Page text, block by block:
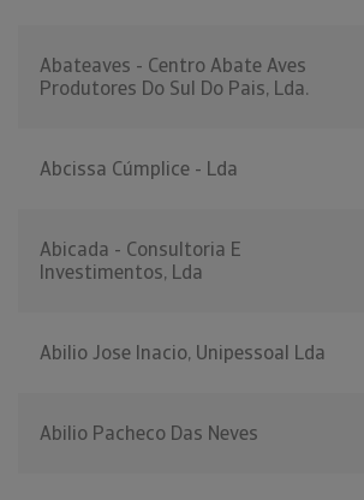
Abateaves - Centro Abate Aves
Produtores Do Sul Do Pais, Lda.
Abcissa Cúmplice - Lda
Abicada - Consultoria E
Investimentos, Lda
Abilio Jose Inacio, Unipessoal Lda
Abilio Pacheco Das Neves